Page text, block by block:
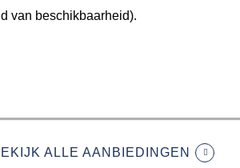
van beschikbaarheid).
ALLE AANBIEDINGEN